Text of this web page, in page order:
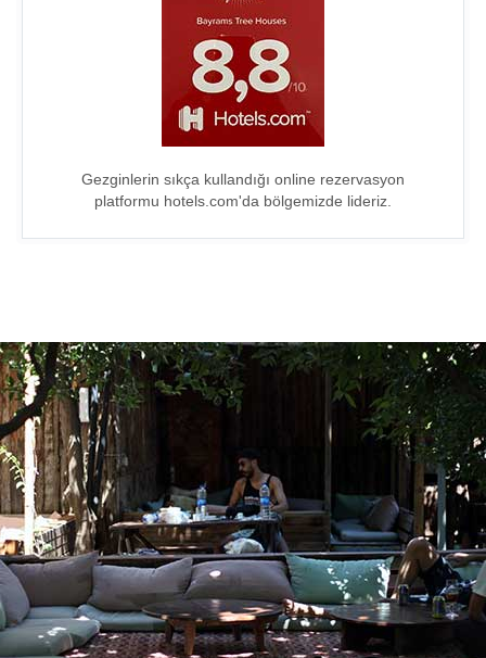
Gezginlerin sıkça kullandığı online rezervasyon
platformu hotels.com'da bölgemizde lideriz.